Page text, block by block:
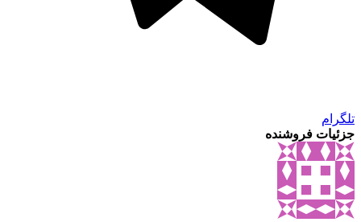
تلگرام
جزئیات فروشنده